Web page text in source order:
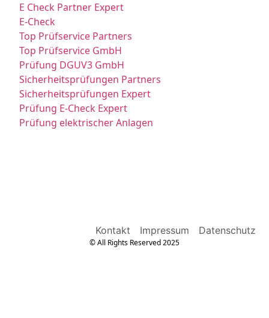
E Check Partner Expert
E-Check
Top Prüfservice Partners
Top Prüfservice GmbH
Prüfung DGUV3 GmbH
Sicherheitsprüfungen Partners
Sicherheitsprüfungen Expert
Prüfung E-Check Expert
Prüfung elektrischer Anlagen
Kontakt Impressum Datenschutz
© All Rights Reserved 2025